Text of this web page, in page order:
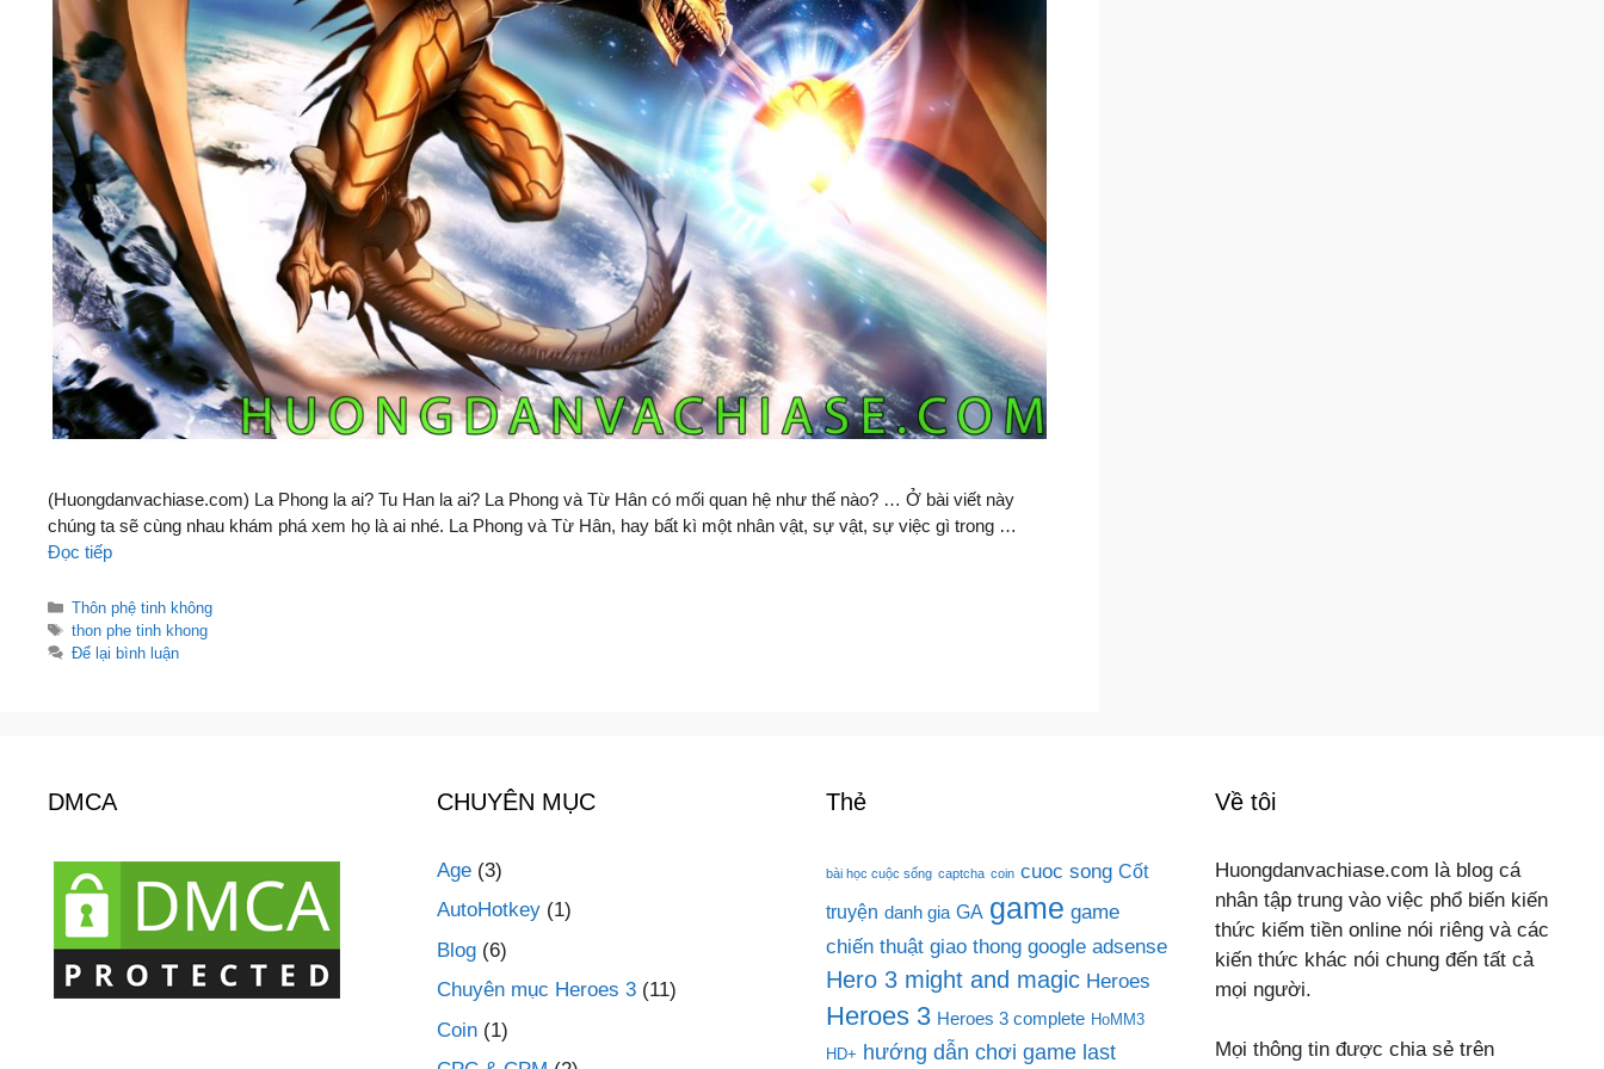
(Huongdanvachiase.com) La Phong la ai? Tu Han la ai? La Phong và Từ Hân có mối quan hệ như thế nào? … Ở bài viết này
chúng ta sẽ cùng nhau khám phá xem họ là ai nhé. La Phong và Từ Hân, hay bất kì một nhân vật, sự vật, sự việc gì trong …
Đọc tiếp
Danh
mục
Thôn phệ tinh không
Thẻ
thon phe tinh khong
Để lại bình luận
DMCA CHUYÊN MỤC
Age (3)
AutoHotkey (1)
Blog (6)
Chuyên mục Heroes 3 (11)
Coin (1)
Thẻ
bài học cuộc sống captcha coin cuoc song Cốt
truyện danh gia GA game game
chiến thuật giao thong google adsense
Hero 3 might and magic Heroes
Heroes 3 Heroes 3 complete HoMM3
HD+ hướng dẫn chơi game last
Về tôi
Huongdanvachiase.com là blog cá
nhân tập trung vào việc phổ biến kiến
thức kiếm tiền online nói riêng và các
kiến thức khác nói chung đến tất cả
mọi người.
Mọi thông tin được chia sẻ trên